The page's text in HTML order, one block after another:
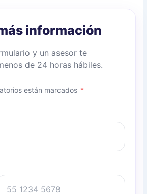
información
y un asesor te
de 24 horas hábiles.
están marcados *